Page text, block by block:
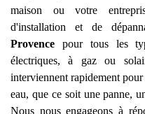
maison ou votre
d'installation et de
Provence pour tous les
électriques, à gaz ou
interviennent rapidement
eau, que ce soit une panne,
Nous nous engageons à